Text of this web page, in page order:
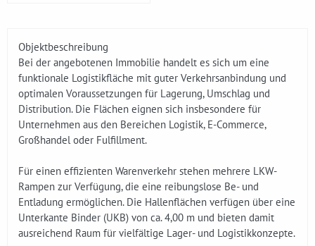
Objektbeschreibung
Bei der angebotenen Immobilie handelt es sich um eine
funktionale Logistikfläche mit guter Verkehrsanbindung und
optimalen Voraussetzungen für Lagerung, Umschlag und
Distribution. Die Flächen eignen sich insbesondere für
Unternehmen aus den Bereichen Logistik, E-Commerce,
Großhandel oder Fulfillment.
Für einen effizienten Warenverkehr stehen mehrere LKW-
Rampen zur Verfügung, die eine reibungslose Be- und
Entladung ermöglichen. Die Hallenflächen verfügen über eine
Unterkante Binder (UKB) von ca. 4,00 m und bieten damit
ausreichend Raum für vielfältige Lager- und Logistikkonzepte.